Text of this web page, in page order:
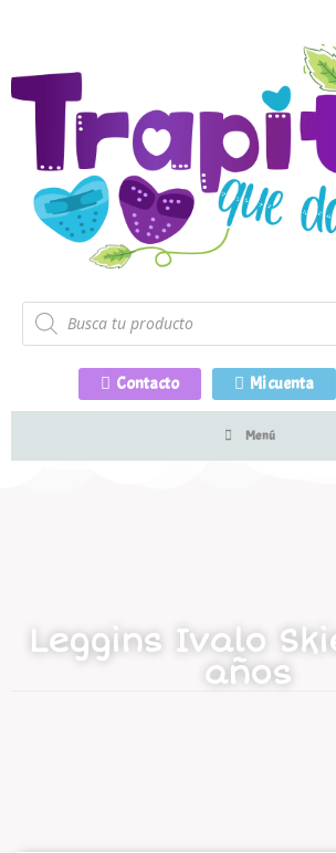
Contacto Mi cuenta
Menú
Leggins Ivalo
años